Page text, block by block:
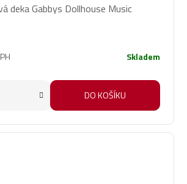
deka Gabbys Dollhouse Music
Skladem
DO KOŠÍKU